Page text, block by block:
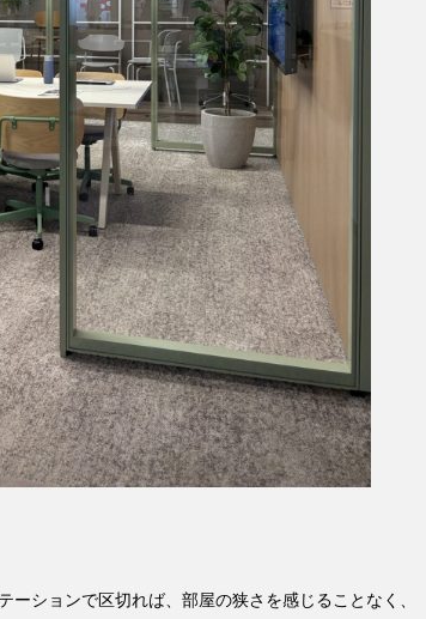
ションで区切れば、部屋の狭さを感じることなく、